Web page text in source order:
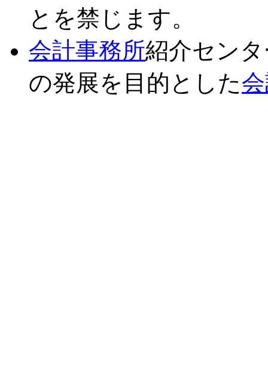
とを禁じます。
会計事務所紹介セン
の発展を目的とした